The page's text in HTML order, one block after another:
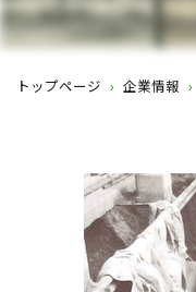
トップページ › 企業情報 ›